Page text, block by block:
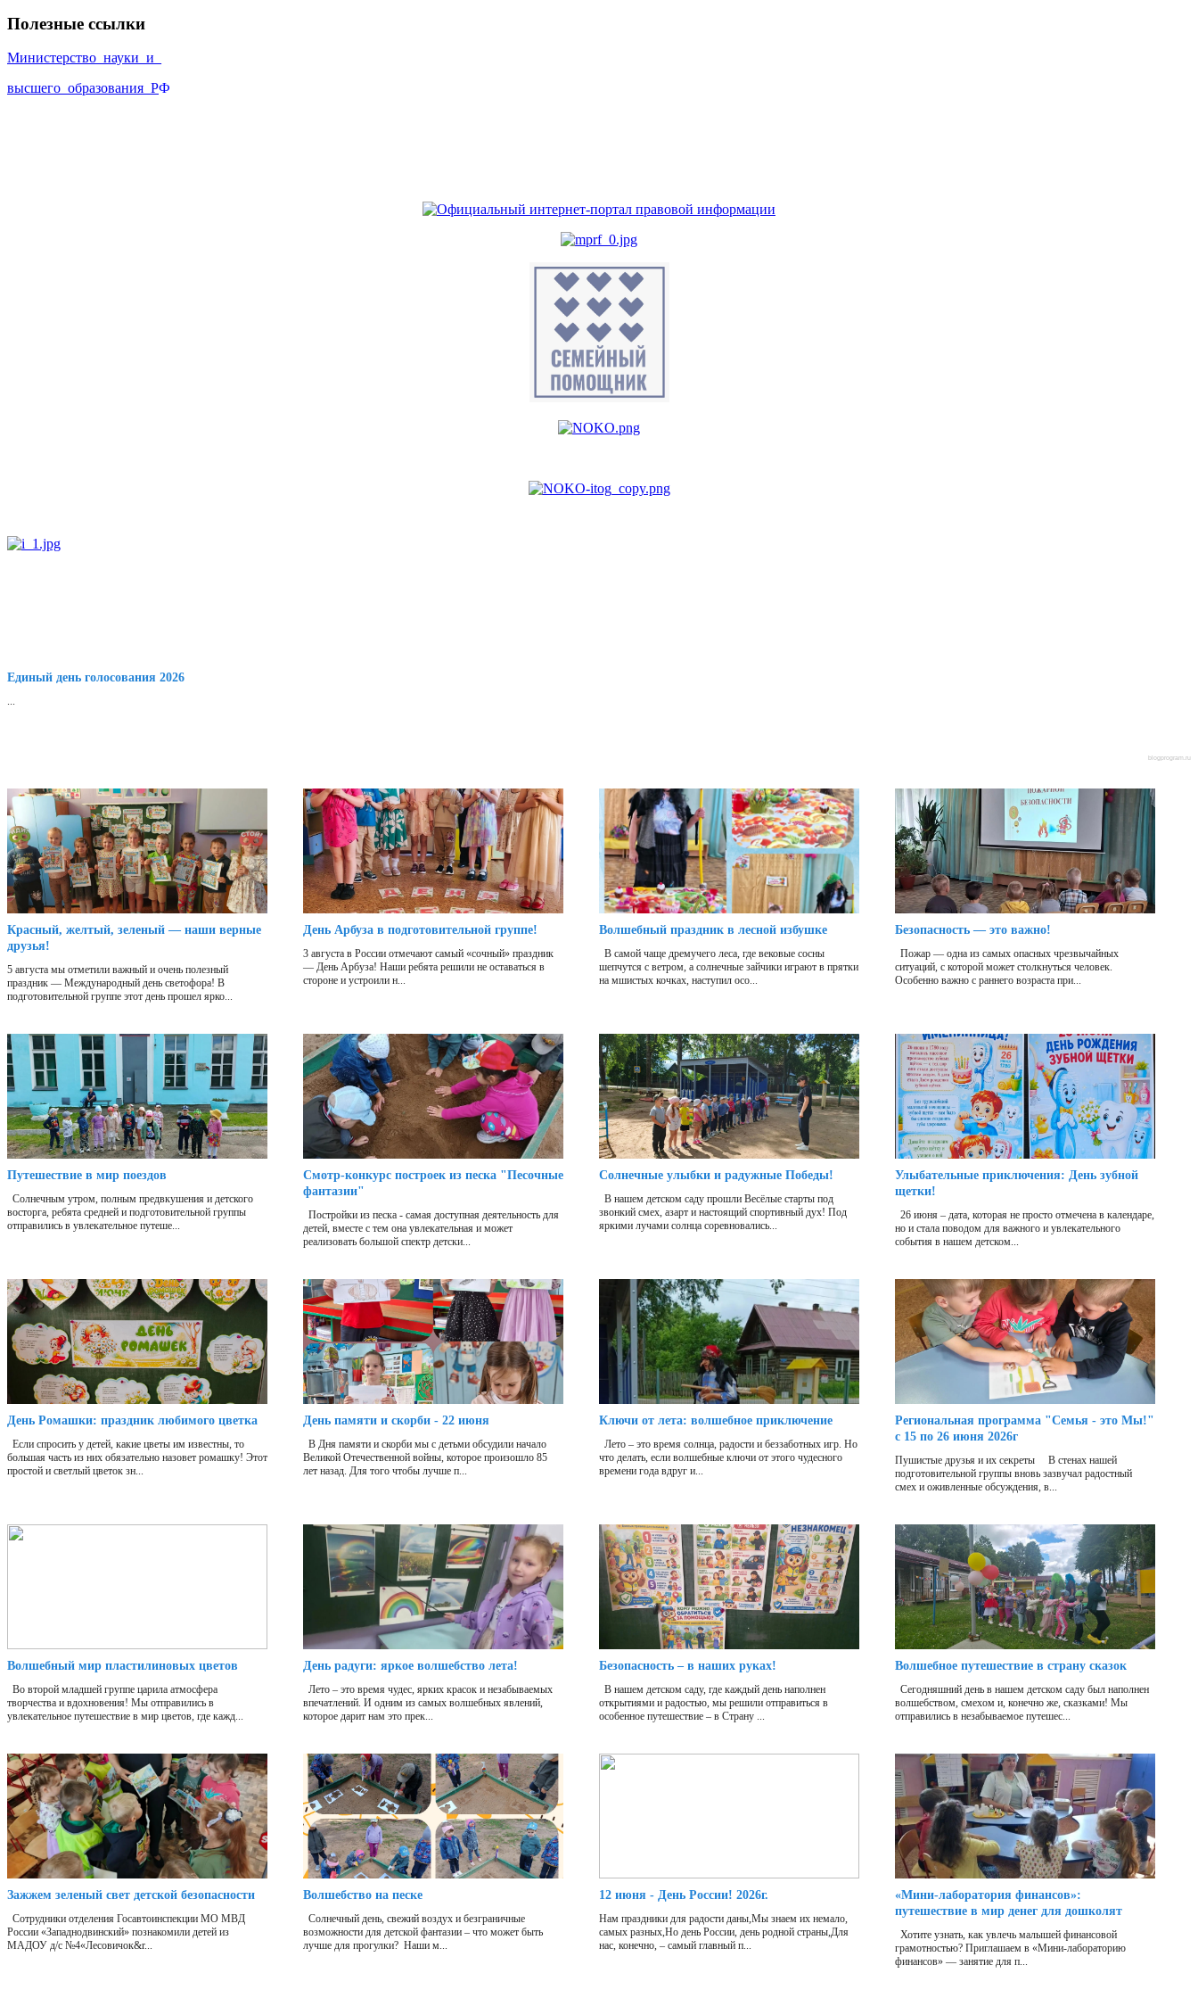
Полезные ссылки
Министерство_науки_и_
высшего_образования_РФ
Единый день голосования 2026
...
blogprogram.ru
Красный, желтый, зеленый — наши верные
друзья!
5 августа мы отметили важный и очень полезный
праздник — Международный день светофора! В
подготовительной группе этот день прошел ярко...
День Арбуза в подготовительной группе!
3 августа в России отмечают самый «сочный» праздник
— День Арбуза! Наши ребята решили не оставаться в
стороне и устроили н...
Волшебный праздник в лесной избушке
В самой чаще дремучего леса, где вековые сосны
шепчутся с ветром, а солнечные зайчики играют в прятки
на мшистых кочках, наступил осо...
Безопасность — это важно!
Пожар — одна из самых опасных чрезвычайных
ситуаций, с которой может столкнуться человек.
Особенно важно с раннего возраста при...
Путешествие в мир поездов
Солнечным утром, полным предвкушения и детского
восторга, ребята средней и подготовительной группы
отправились в увлекательное путеше...
Смотр-конкурс построек из песка "Песочные
фантазии"
Постройки из песка - самая доступная деятельность для
детей, вместе с тем она увлекательная и может
реализовать большой спектр детски...
Солнечные улыбки и радужные Победы!
В нашем детском саду прошли Весёлые старты под
звонкий смех, азарт и настоящий спортивный дух! Под
яркими лучами солнца соревновались...
Улыбательные приключения: День зубной
щетки!
26 июня – дата, которая не просто отмечена в календаре,
но и стала поводом для важного и увлекательного
события в нашем детском...
День Ромашки: праздник любимого цветка
Если спросить у детей, какие цветы им известны, то
большая часть из них обязательно назовет ромашку! Этот
простой и светлый цветок зн...
День памяти и скорби - 22 июня
В Дня памяти и скорби мы с детьми обсудили начало
Великой Отечественной войны, которое произошло 85
лет назад. Для того чтобы лучше п...
Ключи от лета: волшебное приключение
Лето – это время солнца, радости и беззаботных игр. Но
что делать, если волшебные ключи от этого чудесного
времени года вдруг и...
Региональная программа "Семья - это Мы!"
с 15 по 26 июня 2026г
Пушистые друзья и их секреты В стенах нашей
подготовительной группы вновь зазвучал радостный
смех и оживленные обсуждения, в...
Волшебный мир пластилиновых цветов
Во второй младшей группе царила атмосфера
творчества и вдохновения! Мы отправились в
увлекательное путешествие в мир цветов, где кажд...
День радуги: яркое волшебство лета!
Лето – это время чудес, ярких красок и незабываемых
впечатлений. И одним из самых волшебных явлений,
которое дарит нам это прек...
Безопасность – в наших руках!
В нашем детском саду, где каждый день наполнен
открытиями и радостью, мы решили отправиться в
особенное путешествие – в Страну ...
Волшебное путешествие в страну сказок
Сегодняшний день в нашем детском саду был наполнен
волшебством, смехом и, конечно же, сказками! Мы
отправились в незабываемое путешес...
Зажжем зеленый свет детской безопасности
Сотрудники отделения Госавтоинспекции МО МВД
России «Западнодвинский» познакомили детей из
МАДОУ д/с №4«Лесовичок&r...
Волшебство на песке
Солнечный день, свежий воздух и безграничные
возможности для детской фантазии – что может быть
лучше для прогулки? Наши м...
12 июня - День России! 2026г.
Нам праздники для радости даны,Мы знаем их немало,
самых разных,Но день России, день родной страны,Для
нас, конечно, – самый главный п...
«Мини‑лаборатория финансов»:
путешествие в мир денег для дошколят
Хотите узнать, как увлечь малышей финансовой
грамотностью? Приглашаем в «Мини‑лабораторию
финансов» — занятие для п...